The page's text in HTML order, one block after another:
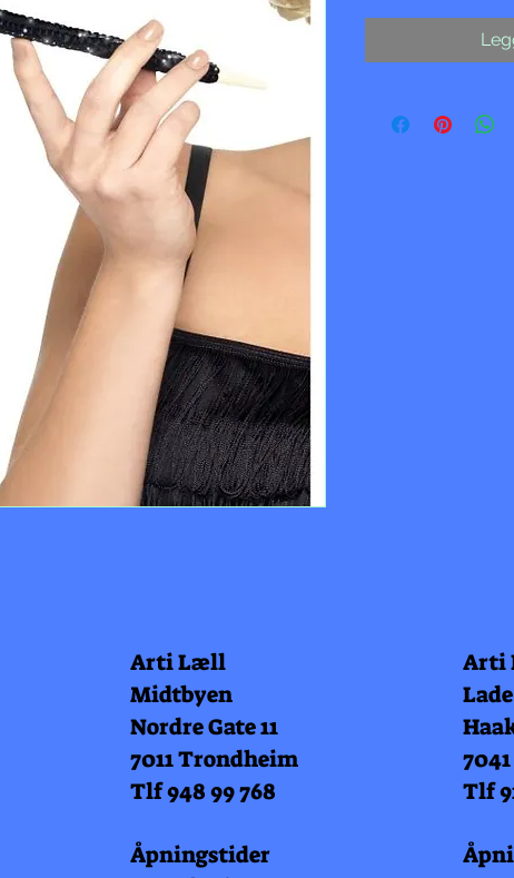
Arti Læll
Midtbyen
Nordre Gate 11
7011 Trondheim
Tlf 948 99 768
Åpningstider
Arti
Tlf